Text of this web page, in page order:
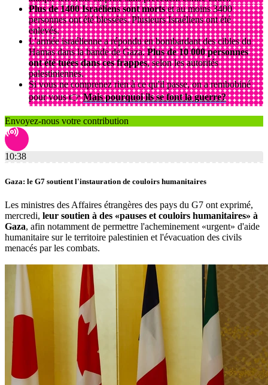
Plus de 1400 Israéliens sont mortset au moins 3400
personnes ont été blessées. Plusieurs Israéliens ont été
enlevés.
L'armée israélienne a répondu en bombardant des cibles du
Hamas dans la bande de Gaza.Plus de 10 000 personnes
ont été tuées dans ces frappes, selon les autorités
palestiniennes.
Si vous ne comprenez rien à ce qu'il passe, on a rembobiné
pour vous 👉Mais pourquoi ils se font la guerre?
Envoyez-nous votre contribution
10:38
Gaza: le G7 soutient l'instauration de couloirs humanitaires
Les ministres des Affaires étrangères des pays du G7 ont exprimé,
mercredi, leur soutien à des «pauses et couloirs humanitaires» à
Gaza, afin notamment de permettre l'acheminement «urgent» d'aide
humanitaire sur le territoire palestinien et l'évacuation des civils
menacés par les combats.